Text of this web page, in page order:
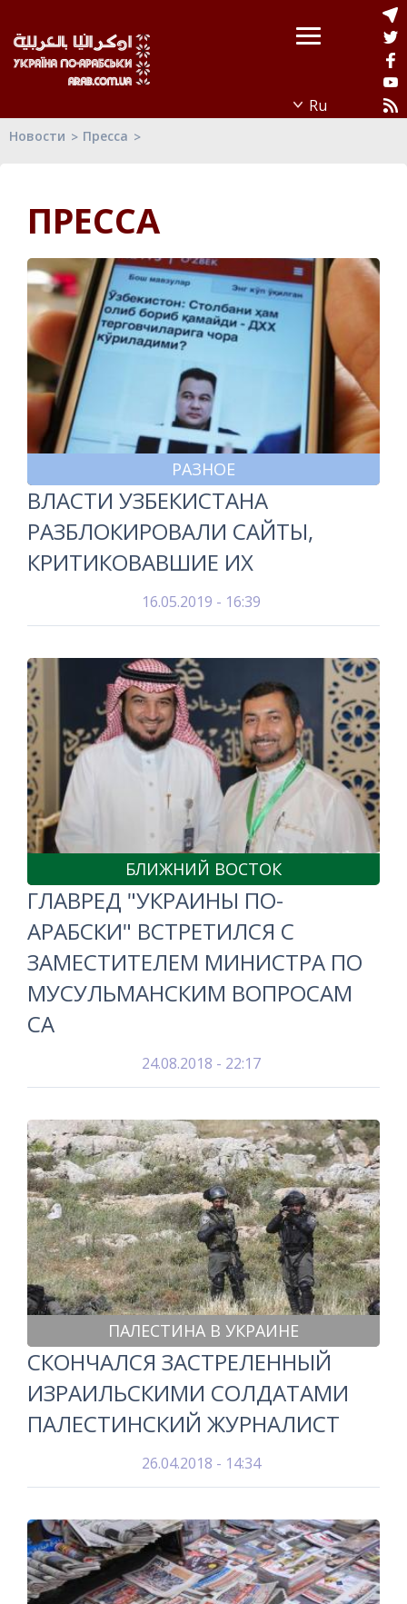
Новости Пресса
ПРЕССА
РАЗНОЕ
ВЛАСТИ УЗБЕКИСТАНА
РАЗБЛОКИРОВАЛИ САЙТЫ,
КРИТИКОВАВШИЕ ИХ
16.05.2019 - 16:39
БЛИЖНИЙ ВОСТОК
ГЛАВРЕД "УКРАИНЫ ПО-
АРАБСКИ" ВСТРЕТИЛСЯ С
ЗАМЕСТИТЕЛЕМ МИНИСТРА ПО
МУСУЛЬМАНСКИМ ВОПРОСАМ
СА
24.08.2018 - 22:17
ПАЛЕСТИНА В УКРАИНЕ
СКОНЧАЛСЯ ЗАСТРЕЛЕННЫЙ
ИЗРАИЛЬСКИМИ СОЛДАТАМИ
ПАЛЕСТИНСКИЙ ЖУРНАЛИСТ
26.04.2018 - 14:34